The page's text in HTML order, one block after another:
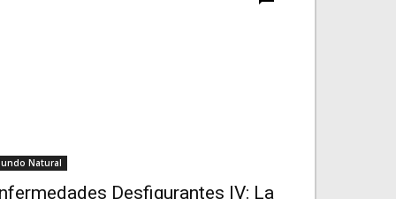
Natural
Desfigurantes IV: La